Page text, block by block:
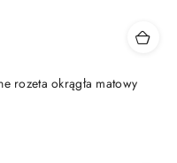
rozeta okrągła matowy